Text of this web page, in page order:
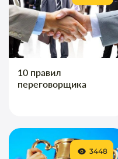
10 правил
переговорщика
3448